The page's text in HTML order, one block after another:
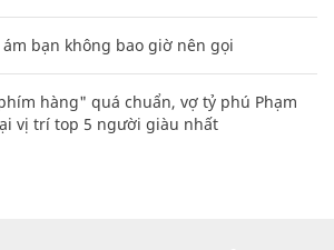
bạn không bao giờ nên gọi
hàng" quá chuẩn, vợ tỷ phú Phạm
vị trí top 5 người giàu nhất